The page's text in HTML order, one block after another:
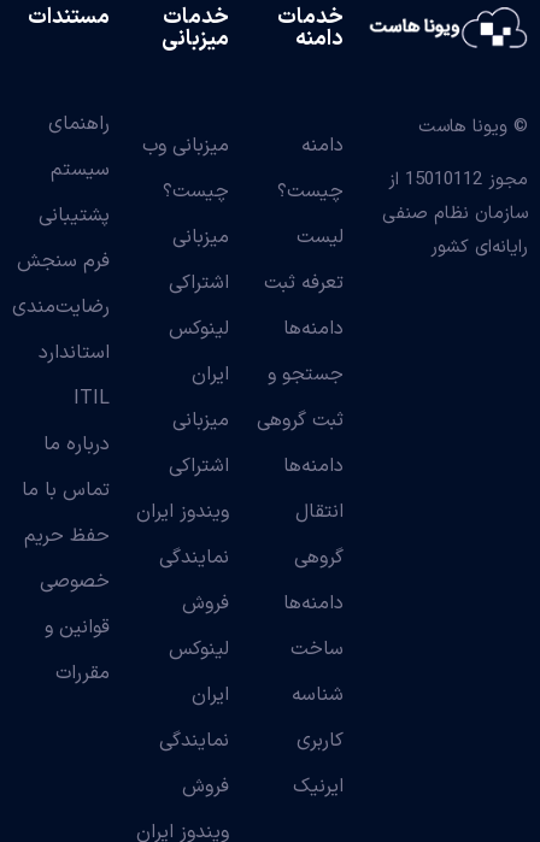
© ویونا هاست
مجوز 15010112 از
سازمان نظام صنفی
رایانه‌ای کشور
خدمات
دامنه
دامنه
چیست؟
لیست
تعرفه ثبت
دامنه‌ها
جستجو و
ثبت گروهی
دامنه‌ها
انتقال
گروهی
دامنه‌ها
ساخت
شناسه
کاربری
ایرنیک
خدمات
میزبانی
میزبانی وب
چیست؟
میزبانی
اشتراکی
لینوکس
ایران
میزبانی
اشتراکی
ویندوز ایران
نمایندگی
فروش
لینوکس
ایران
نمایندگی
فروش
ویندوز ایران
مستندات
راهنمای
سیستم
پشتیبانی
فرم سنجش
رضایت‌مندی
استاندارد
ITIL
درباره ما
تماس با ما
حفظ حریم
خصوصی
قوانین و
مقررات